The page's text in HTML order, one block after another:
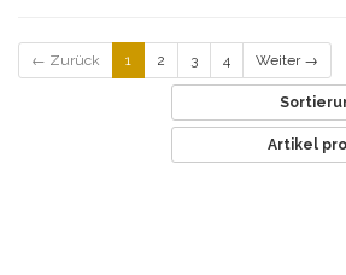
← Zurück 1 2 3 4 Weiter →
Artikel